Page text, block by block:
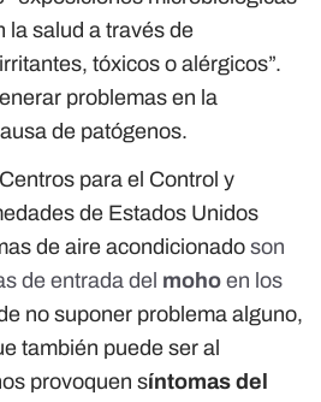
la salud a través de
tóxicos o alérgicos”.
problemas en la
de patógenos.
para el Control y
de Estados Unidos
de aire acondicionado son
de entrada del moho en los
no suponer problema alguno,
también puede ser al
provoquen síntomas del